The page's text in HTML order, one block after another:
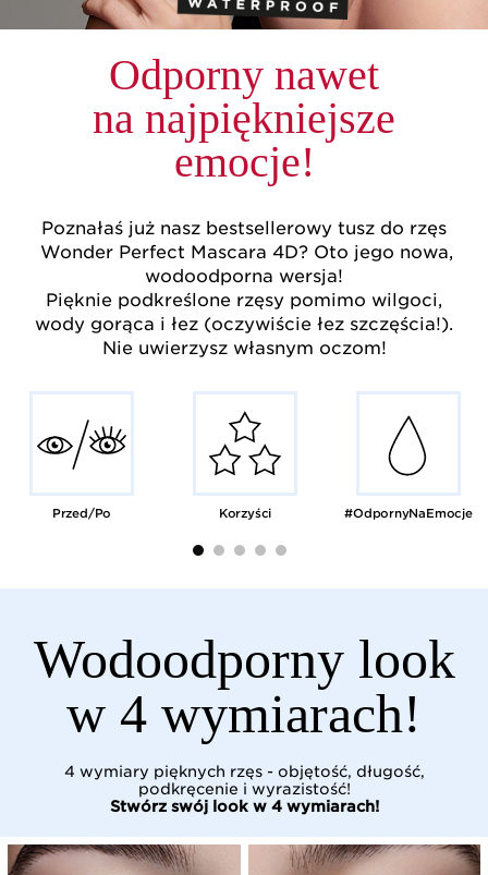
Odporny nawet
na najpiękniejsze
emocje!
Poznałaś już nasz bestsellerowy tusz do rzęs
Wonder Perfect Mascara 4D? Oto jego nowa,
wodoodporna wersja!
Pięknie podkreślone rzęsy pomimo wilgoci,
wody gorąca i łez (oczywiście łez szczęścia!).
Nie uwierzysz własnym oczom!
Przed/Po Korzyści #OdpornyNaEmocje
Wodoodporny look
w 4 wymiarach!
4 wymiary pięknych rzęs - objętość, długość,
podkręcenie i wyrazistość!
Stwórz swój look w 4 wymiarach!